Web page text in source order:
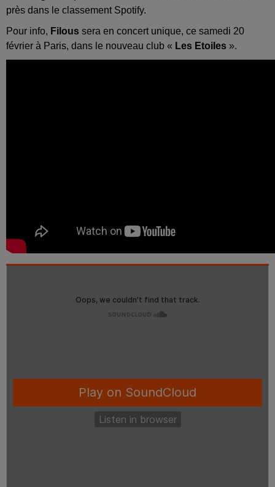
près dans le classement Spotify.
Pour info, Filous sera en concert unique, ce samedi 20
février à Paris, dans le nouveau club « Les Etoiles ».